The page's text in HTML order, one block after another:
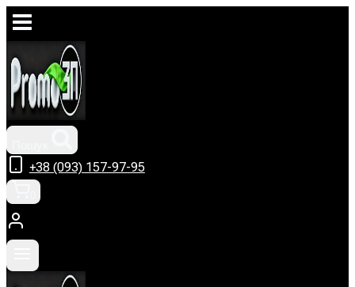
Перейти
до
вмісту
+38 (093) 157-97-95